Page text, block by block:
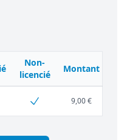
Non-
licencié
Montant
9,00 €